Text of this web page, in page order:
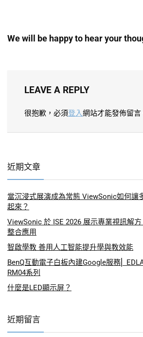
We will be happy to hear your
LEAVE A REPLY
很抱歉，必須登入網站才能發佈留言
近期文章
當沉浸式展演成為常態 ViewSonic如何讓
起來？
ViewSonic 於 ISE 2026 展示專業視訊解
整合應用
智啟學教 善用人工智能提升學與教效能
BenQ互動電子白板內建Google服務⎜
RM04系列
什麼是LED顯示屏？
近期留言